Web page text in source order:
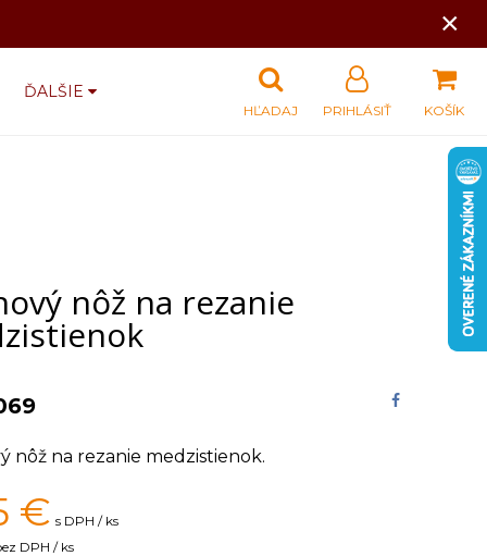
×
ĎALŠIE
KOŠÍK
PRIHLÁSIŤ
HĽADAJ
nôž na rezanie
nôž na rezanie medzistienok.
€ s DPH / ks
DPH / ks